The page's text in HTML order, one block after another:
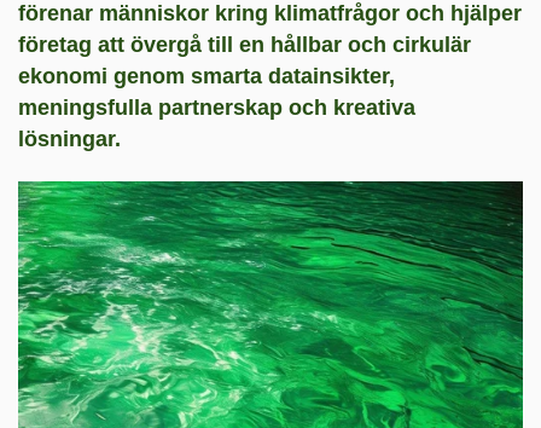
förenar människor kring klimatfrågor och hjälper
företag att övergå till en hållbar och cirkulär
ekonomi genom smarta datainsikter,
meningsfulla partnerskap och kreativa
lösningar.